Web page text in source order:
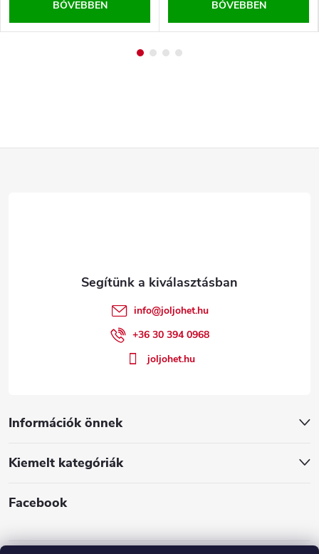
BŐVEBBEN BŐVEBBEN
Információk önnek
Kiemelt kategóriák
Facebook
info@joljohet.hu
+36 30 394 0968
joljohet.hu